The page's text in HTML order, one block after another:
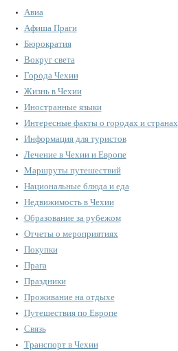
Авиа
Афиша Праги
Бюрократия
Вокруг света
Города Чехии
Жизнь в Чехии
Иностранные языки
Интересные факты о городах и странах
Информация для туристов
Лечение в Чехии и Европе
Маршруты путешествий
Национальные блюда и еда
Недвижимость в Чехии
Образование за рубежом
Отчеты о мероприятиях
Покупки
Прага
Праздники
Проживание на отдыхе
Путешествия по Европе
Связь
Транспорт в Чехии